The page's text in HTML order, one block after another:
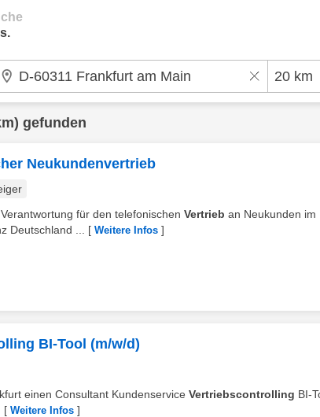
gefunden
Neukundenvertrieb
für den telefonischen Vertrieb an Neukunden im
Deutschland ...
[ Weitere Infos ]
BI-Tool (m/w/d)
einen Consultant Kundenservice Vertriebscontrolling BI-
[ Weitere Infos ]